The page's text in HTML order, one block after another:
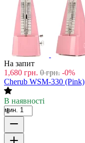
На запит
1,680 грн. 0 грн. -0%
Cherub WSM-330 (Pink)
В наявності
мин. 1